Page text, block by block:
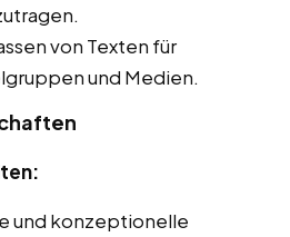
von Texten für
und Medien.
und konzeptionelle